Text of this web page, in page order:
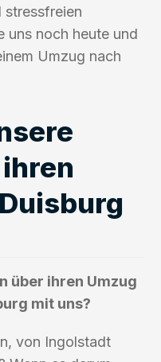
stressfreien
uns noch heute und
Umzug nach
über ihren Umzug
mit uns?
von Ingolstadt